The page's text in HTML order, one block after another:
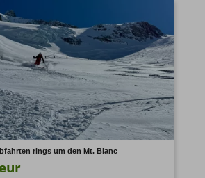
rings um den Mt. Blanc